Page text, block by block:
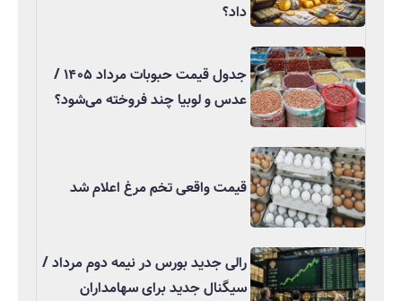
داد؟
جدول قیمت حبوبات مرداد ۱۴۰۵ /
عدس و لوبیا چند فروخته می‌شود؟
قیمت واقعی تخم مرغ اعلام شد
رالی جدید بورس در نیمه دوم مرداد /
سیگنال جدید برای سهامداران